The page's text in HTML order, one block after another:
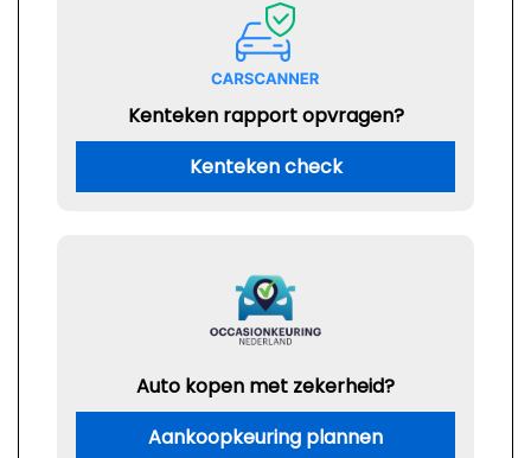
Kenteken rapport opvragen?
Kenteken check
Auto kopen met zekerheid?
Aankoopkeuring plannen